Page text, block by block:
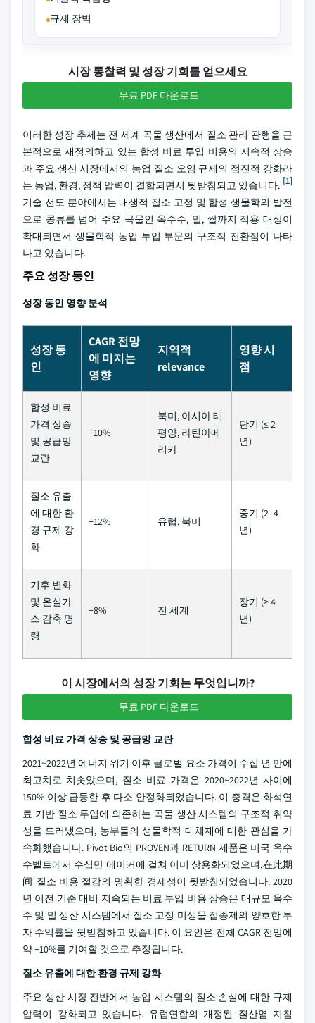
규제 장벽
시장 통찰력 및 성장 기회를 얻으세요
무료 PDF 다운로드
이러한 성장 추세는 전 세계 곡물 생산에서 질소 관리 관행을 근
본적으로 재정의하고 있는 합성 비료 투입 비용의 지속적 상승
과 주요 생산 시장에서의 농업 질소 오염 규제의 점진적 강화라
는 농업, 환경, 정책 압력이 결합되면서 뒷받침되고 있습니다. [1]
기술 선도 분야에서는 내생적 질소 고정 및 합성 생물학의 발전
으로 콩류를 넘어 주요 곡물인 옥수수, 밀, 쌀까지 적용 대상이
확대되면서 생물학적 농업 투입 부문의 구조적 전환점이 나타
나고 있습니다.
주요 성장 동인
성장 동인 영향 분석
성장 동
인
CAGR 전망
에 미치는
영향
지역적
relevance
영향 시
점
합성 비료
가격 상승
및 공급망
교란
+10%
북미, 아시아 태
평양, 라틴아메
리카
단기 (≤ 2
년)
질소 유출
에 대한 환
경 규제 강
화
+12% 유럽, 북미
중기 (2–4
년)
기후 변화
및 온실가
스 감축 명
령
+8% 전 세계
장기 (≥ 4
년)
이 시장에서의 성장 기회는 무엇입니까?
무료 PDF 다운로드
합성 비료 가격 상승 및 공급망 교란
2021~2022년 에너지 위기 이후 글로벌 요소 가격이 수십 년 만에
최고치로 치솟았으며, 질소 비료 가격은 2020~2022년 사이에
150% 이상 급등한 후 다소 안정화되었습니다. 이 충격은 화석연
료 기반 질소 투입에 의존하는 곡물 생산 시스템의 구조적 취약
성을 드러냈으며, 농부들의 생물학적 대체재에 대한 관심을 가
속화했습니다. Pivot Bio의 PROVEN과 RETURN 제품은 미국 옥수
수벨트에서 수십만 에이커에 걸쳐 이미 상용화되었으며,在此期
间 질소 비용 절감의 명확한 경제성이 뒷받침되었습니다. 2020
년 이전 기준 대비 지속되는 비료 투입 비용 상승은 대규모 옥수
수 및 밀 생산 시스템에서 질소 고정 미생물 접종제의 양호한 투
자 수익률을 뒷받침하고 있습니다. 이 요인은 전체 CAGR 전망에
약 +10%를 기여할 것으로 추정됩니다.
질소 유출에 대한 환경 규제 강화
주요 생산 시장 전반에서 농업 시스템의 질소 손실에 대한 규제
압력이 강화되고 있습니다. 유럽연합의 개정된 질산염 지침